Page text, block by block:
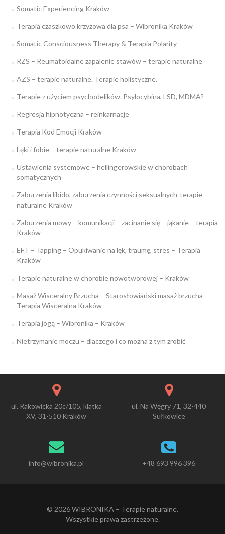
Somatic Experiencing Kraków
Terapia czaszkowo krzyżowa dla psa – Wibronika Kraków
Somatic Consciousness Therapy & Terapia Polarity
RZS – Reumatoidalne zapalenie stawów – terapie naturalne
AZS – terapie naturalne. Terapie holistyczne.
Terapie z użyciem psychodelików. Psylocybina, LSD, MDMA?
Regresja hipnotyczna – reinkarnacje
Terapia Kod Emocji Kraków
Lęki i fobie – terapie naturalne Kraków
Ustawienia systemowe – hellingerowskie w chorobach
somatycznych
Zaburzenia libido, zaburzenia czynności seksualnych-terapie
naturalne Kraków
Zaburzenia mowy – komunikacji – zacinanie się – jąkanie – terapia
Kraków
EFT – Tapping – Opukiwanie na lęk, traumę, stres – Terapia
Kraków
Terapie naturalne w chorobie nowotworowej – Kraków
Masaż Wisceralny Brzucha – Starosłowiański masaż brzucha –
Terapia Wisceralna Kraków
Terapia jogą – Wibronika – Kraków
Nietrzymanie moczu – dlaczego i co można z tym zrobić
ul. Rakowicka 20c/105, klatka
XV, 31-510 Kraków
ul. Na Węgry 71, 32-440
Sułkowice
info@wibronika.pl +48 693 996 396
© 2026 WIBRONIKA – Terapie naturalne.
Wszystkie prawa zastrzeżone.